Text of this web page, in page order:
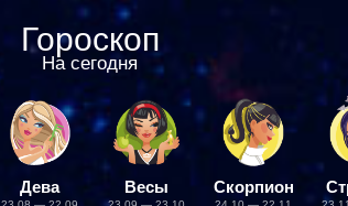
Гороскоп
На сегодня
Дева Весы Скорпион